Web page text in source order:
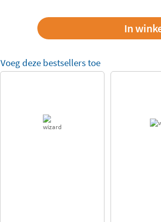
Voeg deze bestsellers toe